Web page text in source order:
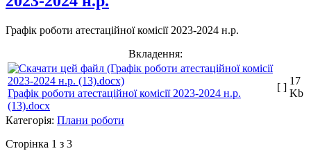
Графік роботи атестаційної комісії 2023-2024 н.р.
Вкладення:
Графік роботи атестаційної комісії 2023-2024 н.р.
(13).docx
[ ]
17
Kb
Категорія: Плани роботи
Сторінка 1 з 3